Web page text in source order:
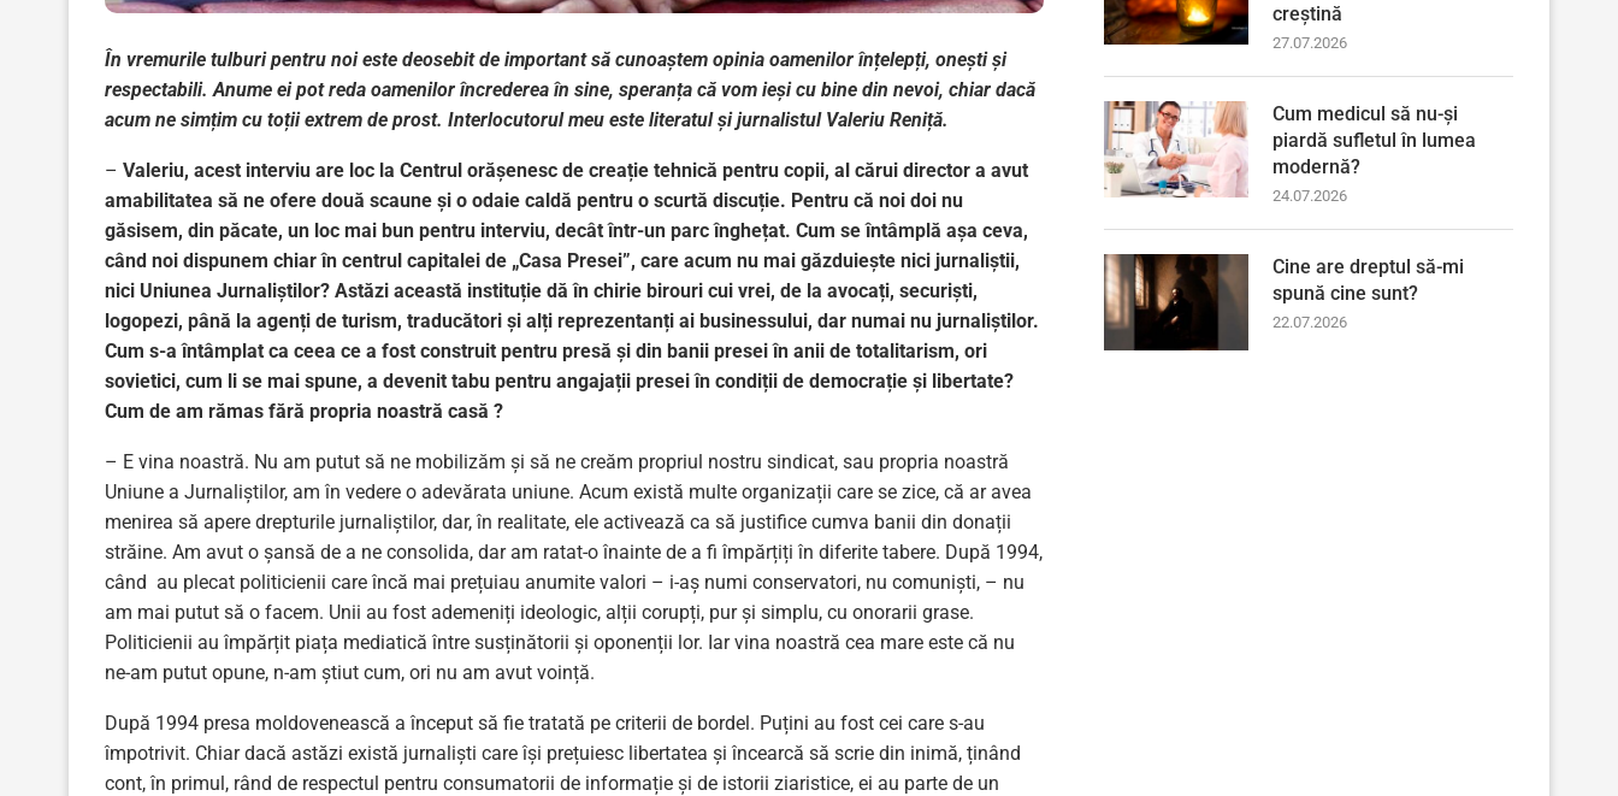
În vremurile tulburi pentru noi este deosebit de important să cunoaștem opinia oamenilor înțelepți, onești și
respectabili. Anume ei pot reda oamenilor încrederea în sine, speranța că vom ieși cu bine din nevoi, chiar dacă
acum ne simțim cu toții extrem de prost. Interlocutorul meu este literatul și jurnalistul Valeriu Reniță.
– Valeriu, acest interviu are loc la Centrul orășenesc de creație tehnică pentru copii, al cărui director a avut
amabilitatea să ne ofere două scaune și o odaie caldă pentru o scurtă discuție. Pentru că noi doi nu
găsisem, din păcate, un loc mai bun pentru interviu, decât într-un parc înghețat. Cum se întâmplă așa ceva,
când noi dispunem chiar în centrul capitalei de „Casa Presei”, care acum nu mai găzduiește nici jurnaliștii,
nici Uniunea Jurnaliștilor? Astăzi această instituție dă în chirie birouri cui vrei, de la avocați, securiști,
logopezi, până la agenți de turism, traducători și alți reprezentanți ai businessului, dar numai nu jurnaliștilor.
Cum s-a întâmplat ca ceea ce a fost construit pentru presă și din banii presei în anii de totalitarism, ori
sovietici, cum li se mai spune, a devenit tabu pentru angajații presei în condiții de democrație și libertate?
Cum de am rămas fără propria noastră casă ?
– E vina noastră. Nu am putut să ne mobilizăm și să ne creăm propriul nostru sindicat, sau propria noastră
Uniune a Jurnaliștilor, am în vedere o adevărata uniune. Acum există multe organizații care se zice, că ar avea
menirea să apere drepturile jurnaliștilor, dar, în realitate, ele activează ca să justifice cumva banii din donații
străine. Am avut o șansă de a ne consolida, dar am ratat-o înainte de a fi împărțiți în diferite tabere. După 1994,
când au plecat politicienii care încă mai prețuiau anumite valori – i-aș numi conservatori, nu comuniști, – nu
am mai putut să o facem. Unii au fost ademeniți ideologic, alții corupți, pur și simplu, cu onorarii grase.
Politicienii au împărțit piața mediatică între susținătorii și oponenții lor. Iar vina noastră cea mare este că nu
ne-am putut opune, n-am știut cum, ori nu am avut voință.
După 1994 presa moldovenească a început să fie tratată pe criterii de bordel. Puțini au fost cei care s-au
împotrivit. Chiar dacă astăzi există jurnaliști care își prețuiesc libertatea și încearcă să scrie din inimă, ținând
cont, în primul, rând de respectul pentru consumatorii de informație și de istorii ziaristice, ei au parte de un
creștină
27.07.2026
Cum medicul să nu-și
piardă sufletul în lumea
modernă?
24.07.2026
Cine are dreptul să-mi
spună cine sunt?
22.07.2026